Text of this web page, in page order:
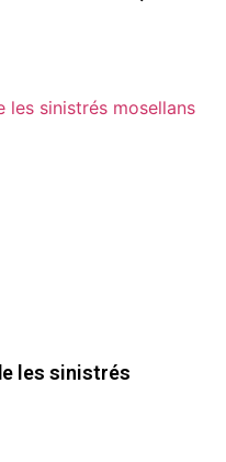
les sinistrés